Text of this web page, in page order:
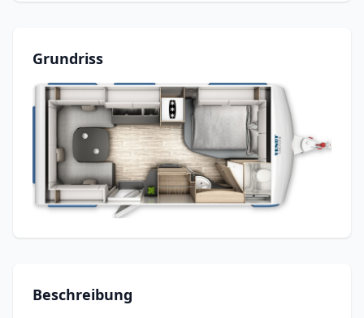
Grundriss
Beschreibung